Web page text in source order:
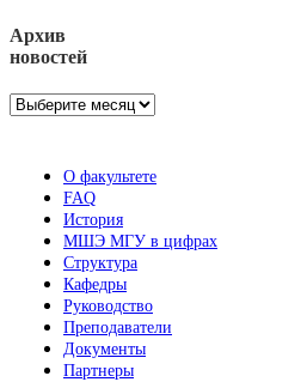
Архив
новостей
Архив
О факультете
FAQ
История
МШЭ МГУ в цифрах
Структура
Кафедры
Руководство
Преподаватели
Документы
Партнеры